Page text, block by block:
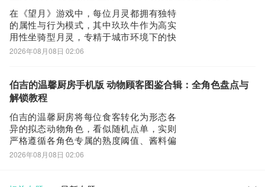
缜密
在《望月》游戏中，每位月灵都拥有独特
的属性与行为模式，其中玖玖牛作为高实
用性坐骑型月灵，专精于城市环境下的快
速探索任务。不少玩家在推进主线或拓展
理其出现机制、捕捉流程与实用价值，助
玩家高效完成图鉴收集。玖玖牛的性格设
定高度契合现
2026年08月08日 02:06
伯吉的温馨厨房手机版 动物顾客图鉴合辑：全角色盘点与
解锁教程
伯吉的温馨厨房将每位食客转化为形态各
异的拟态动物角色，看似随机点单，实则
严格遵循各角色专属的熟度阈值、酱料偏
好与耐心衰减模型。以下是《伯吉的温馨
2026年08月08日 02:06